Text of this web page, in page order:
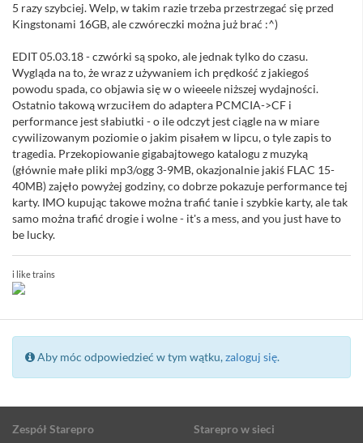
5 razy szybciej. Welp, w takim razie trzeba przestrzegać się przed
Kingstonami 16GB, ale czwóreczki można już brać :^)
EDIT 05.03.18 - czwórki są spoko, ale jednak tylko do czasu.
Wygląda na to, że wraz z używaniem ich prędkość z jakiegoś
powodu spada, co objawia się w o wieeele niższej wydajności.
Ostatnio takową wrzuciłem do adaptera PCMCIA->CF i
performance jest słabiutki - o ile odczyt jest ciągle na w miare
cywilizowanym poziomie o jakim pisałem w lipcu, o tyle zapis to
tragedia. Przekopiowanie gigabajtowego katalogu z muzyką
(głównie małe pliki mp3/ogg 3-9MB, okazjonalnie jakiś FLAC 15-
40MB) zajęło powyżej godziny, co dobrze pokazuje performance tej
karty. IMO kupując takowe można trafić tanie i szybkie karty, ale tak
samo można trafić drogie i wolne - it's a mess, and you just have to
be lucky.
i like trains
Aby móc odpowiedzieć w tym wątku,zaloguj się.
Zespół Starepro Starepro w sieci